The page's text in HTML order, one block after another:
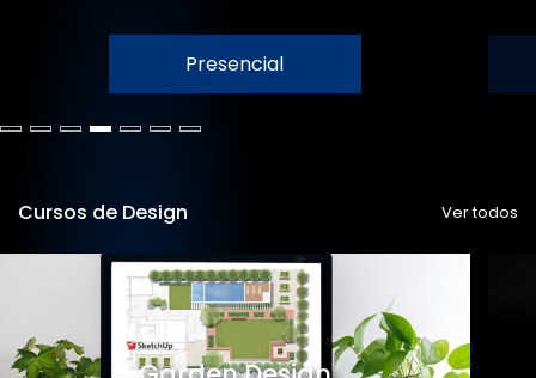
Presencial
Cursos de Design Ver todos